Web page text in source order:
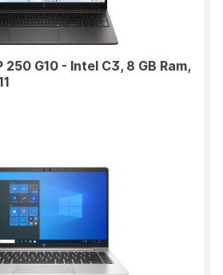
250 G10 - Intel C3, 8 GB Ram,